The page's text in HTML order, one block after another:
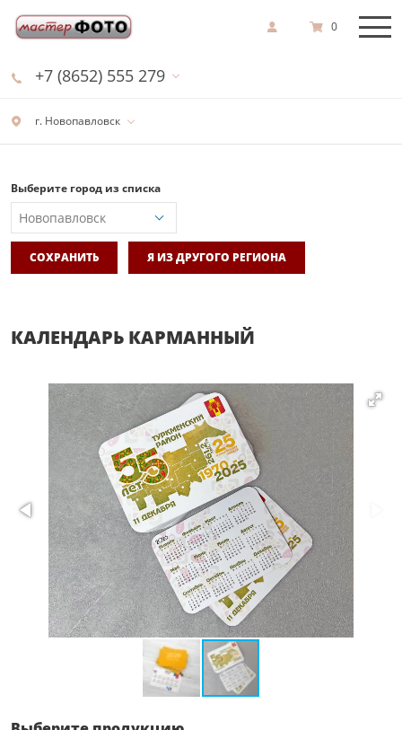
г. Новопавловск
+7 (8652) 555 279
0
Выберите город из списка
СОХРАНИТЬ Я ИЗ ДРУГОГО РЕГИОНА
КАЛЕНДАРЬ КАРМАННЫЙ